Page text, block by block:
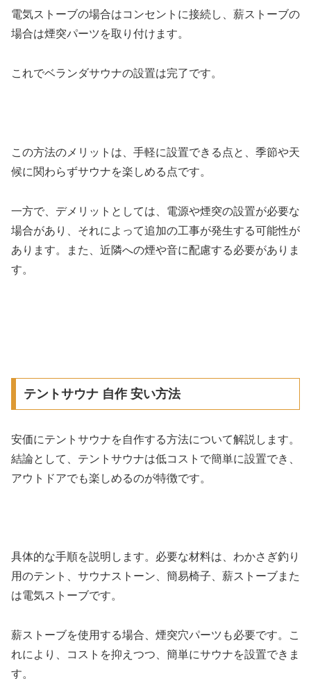
電気ストーブの場合はコンセントに接続し、薪ストーブの
場合は煙突パーツを取り付けます。
これでベランダサウナの設置は完了です。
この方法のメリットは、手軽に設置できる点と、季節や天
候に関わらずサウナを楽しめる点です。
一方で、デメリットとしては、電源や煙突の設置が必要な
場合があり、それによって追加の工事が発生する可能性が
あります。また、近隣への煙や音に配慮する必要がありま
す。
テントサウナ 自作 安い方法
安価にテントサウナを自作する方法について解説します。
結論として、テントサウナは低コストで簡単に設置でき、
アウトドアでも楽しめるのが特徴です。
具体的な手順を説明します。必要な材料は、わかさぎ釣り
用のテント、サウナストーン、簡易椅子、薪ストーブまた
は電気ストーブです。
薪ストーブを使用する場合、煙突穴パーツも必要です。こ
れにより、コストを抑えつつ、簡単にサウナを設置できま
す。